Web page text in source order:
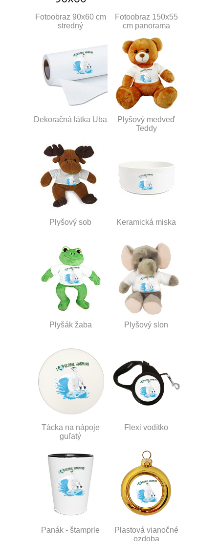
Fotoobraz 90x60 cm
stredný
Fotoobraz 150x55
cm panorama
Dekoračná látka Uba
Plyšový medveď
Teddy
Plyšový sob Keramická miska
Plyšák žaba Plyšový slon
Tácka na nápoje
guľatý
Flexi vodítko
Panák - štamprle
Plastová vianočné
ozdoba